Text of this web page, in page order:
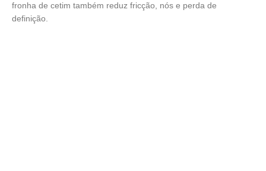
fronha de cetim também reduz fricção, nós e perda de
definição.